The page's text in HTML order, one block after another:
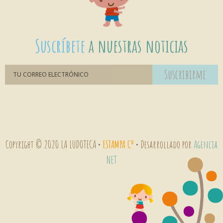
Suscríbetea nuestras noticias
Suscribirme
Copyright © 2020 LA LUDOTECA • ESTAMPA Cº • Desarrollado porAgencia
NET